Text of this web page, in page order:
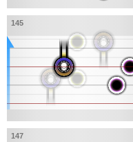
145
147